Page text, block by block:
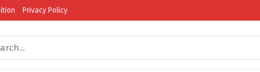
Privacy Policy